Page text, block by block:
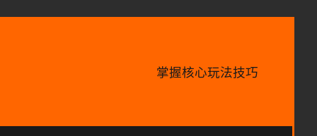
掌握核心玩法技巧